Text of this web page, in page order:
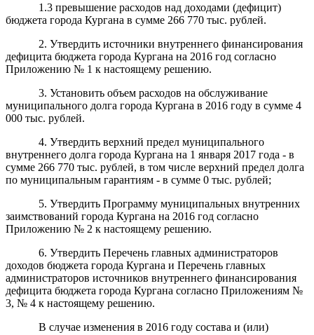
1.3 превышение расходов над доходами (дефицит)
бюджета города Кургана в сумме 266 770 тыс. рублей.
2. Утвердить источники внутреннего финансирования
дефицита бюджета города Кургана на 2016 год согласно
Приложению № 1 к настоящему решению.
3. Установить объем расходов на обслуживание
муниципального долга города Кургана в 2016 году в сумме 4
000 тыс. рублей.
4. Утвердить верхний предел муниципального
внутреннего долга города Кургана на 1 января 2017 года - в
сумме 266 770 тыс. рублей, в том числе верхний предел долга
по муниципальным гарантиям - в сумме 0 тыс. рублей;
5. Утвердить Программу муниципальных внутренних
заимствований города Кургана на 2016 год согласно
Приложению № 2 к настоящему решению.
6. Утвердить Перечень главных администраторов
доходов бюджета города Кургана и Перечень главных
администраторов источников внутреннего финансирования
дефицита бюджета города Кургана согласно Приложениям №
3, № 4 к настоящему решению.
В случае изменения в 2016 году состава и (или)